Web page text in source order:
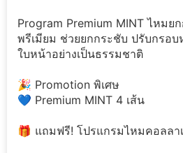
Program Premium MINT ไหม
พรีเมียม ช่วยยกกระชับ ปรับกรอ
ใบหน้าอย่างเป็นธรรมชาติ
🎉 Promotion พิเศษ
💙 Premium MINT 4 เส้น
🎁 แถมฟรี! โปรแกรมไหมคอลลา